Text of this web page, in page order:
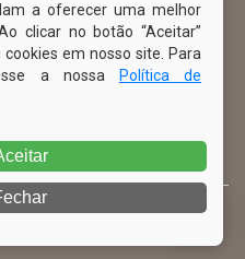
– CPL
a oferecer uma melhor
clicar no botão “Aceitar”
em nosso site. Para
a nossa
Política de